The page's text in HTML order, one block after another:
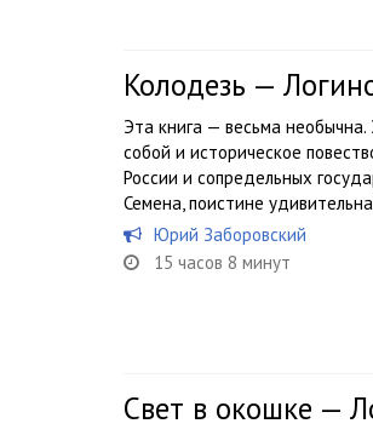
Колодезь —
Эта книга — весьма
собой и историческое
России и сопредельных
Семена, поистине
Юрий Заборовский
15 часов 8 минут
Свет в окошке —